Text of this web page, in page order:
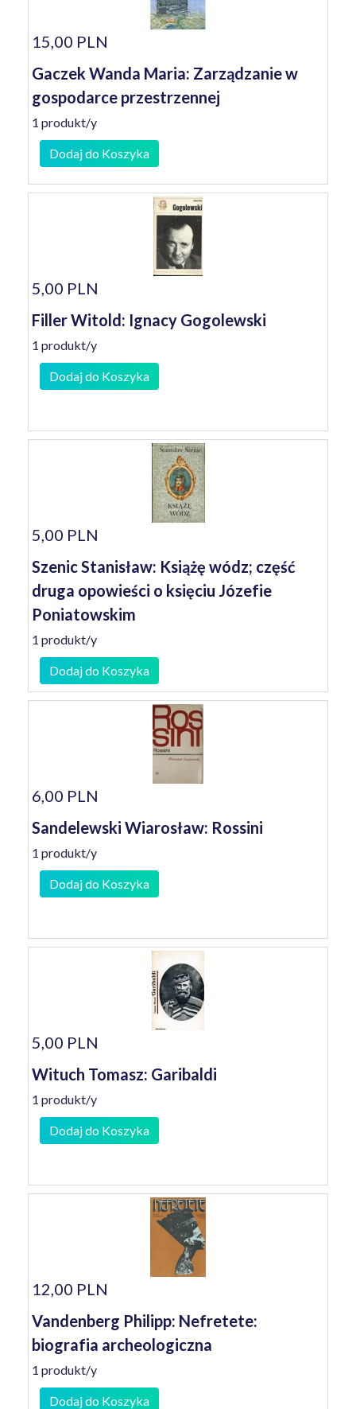
15,00 PLN
Gaczek Wanda Maria: Zarządzanie w
gospodarce przestrzennej
1 produkt/y
Dodaj do Koszyka
5,00 PLN
Filler Witold: Ignacy Gogolewski
1 produkt/y
Dodaj do Koszyka
5,00 PLN
Szenic Stanisław: Książę wódz; część
druga opowieści o księciu Józefie
Poniatowskim
1 produkt/y
Dodaj do Koszyka
6,00 PLN
Sandelewski Wiarosław: Rossini
1 produkt/y
Dodaj do Koszyka
5,00 PLN
Wituch Tomasz: Garibaldi
1 produkt/y
Dodaj do Koszyka
12,00 PLN
Vandenberg Philipp: Nefretete:
biografia archeologiczna
1 produkt/y
Dodaj do Koszyka